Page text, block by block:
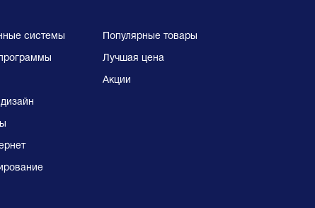
системы Популярные товары
Лучшая цена
Акции